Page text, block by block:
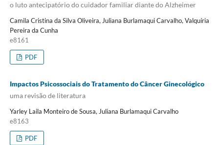
o luto antecipatório do cuidador familiar diante do Alzheimer
Camila Cristina da Silva Oliveira, Juliana Burlamaqui Carvalho, Valquíria
Pereira da Cunha
e8161
PDF
Impactos Psicossociais do Tratamento do Câncer Ginecológico
uma revisão de literatura
Yarley Laila Monteiro de Sousa, Juliana Burlamaqui Carvalho
e8163
PDF